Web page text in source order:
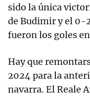
sido la única
de Budimir y el 0-
fueron los goles
Hay que
2024 para la
navarra. El Reale